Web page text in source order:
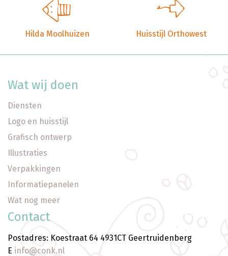
Hilda Moolhuizen Huisstijl Orthowest
Wat wij doen
Diensten
Logo en huisstijl
Grafisch ontwerp
Illustraties
Verpakkingen
Informatiepanelen
Wat nog meer
Contact
Postadres: Koestraat 64 4931CT Geertruidenberg
E info@conk.nl